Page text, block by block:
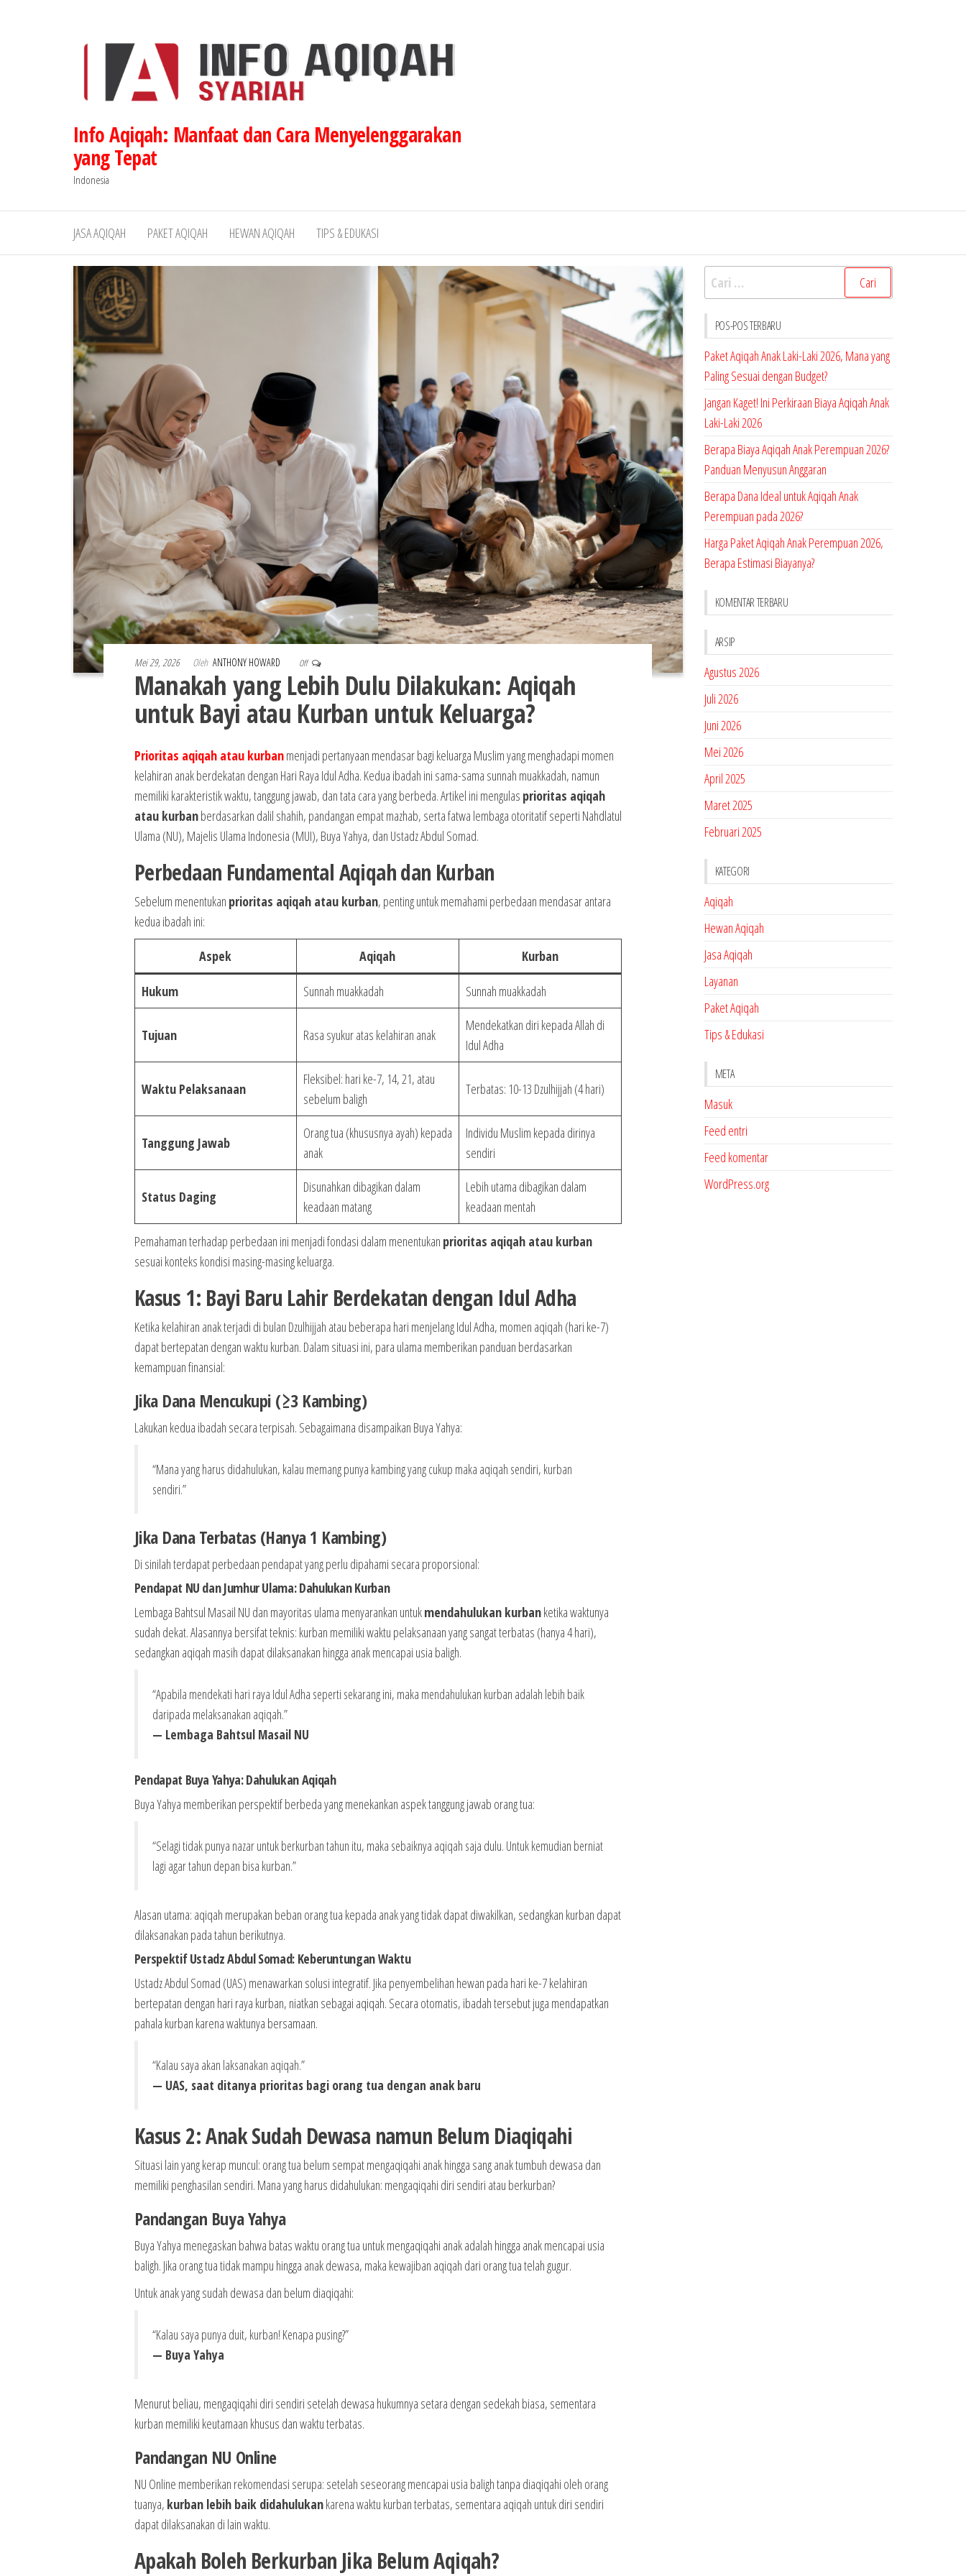
Info Aqiqah: Manfaat dan Cara Menyelenggarakan
yang Tepat
Indonesia
JASA AQIQAH PAKET AQIQAH HEWAN AQIQAH TIPS & EDUKASI
Mei 29, 2026 Oleh ANTHONY HOWARD Off
Manakah yang Lebih Dulu Dilakukan: Aqiqah
untuk Bayi atau Kurban untuk Keluarga?
Prioritas aqiqah atau kurbanmenjadi pertanyaan mendasar bagi keluarga Muslim yang menghadapi momen
kelahiran anak berdekatan dengan Hari Raya Idul Adha. Kedua ibadah ini sama-sama sunnah muakkadah, namun
memiliki karakteristik waktu, tanggung jawab, dan tata cara yang berbeda. Artikel ini mengulas prioritas aqiqah
atau kurbanberdasarkan dalil shahih, pandangan empat mazhab, serta fatwa lembaga otoritatif seperti Nahdlatul
Ulama (NU), Majelis Ulama Indonesia (MUI), Buya Yahya, dan Ustadz Abdul Somad.
Perbedaan Fundamental Aqiqah dan Kurban
Sebelum menentukan prioritas aqiqah atau kurban, penting untuk memahami perbedaan mendasar antara
kedua ibadah ini:
Aspek
Aqiqah Kurban
Hukum Sunnah muakkadah Sunnah muakkadah
Tujuan Rasa syukur atas kelahiran anak
Mendekatkan diri kepada Allah di
Idul Adha
Waktu Pelaksanaan
Fleksibel: hari ke-7, 14, 21, atau
sebelum baligh
Terbatas: 10-13 Dzulhijjah (4 hari)
Tanggung Jawab
Orang tua (khususnya ayah) kepada
anak
Individu Muslim kepada dirinya
sendiri
Status Daging
Disunahkan dibagikan dalam
keadaan matang
Lebih utama dibagikan dalam
keadaan mentah
Pemahaman terhadap perbedaan ini menjadi fondasi dalam menentukan prioritas aqiqah atau kurban
sesuai konteks kondisi masing-masing keluarga.
Kasus 1: Bayi Baru Lahir Berdekatan dengan Idul Adha
Ketika kelahiran anak terjadi di bulan Dzulhijjah atau beberapa hari menjelang Idul Adha, momen aqiqah (hari ke-7)
dapat bertepatan dengan waktu kurban. Dalam situasi ini, para ulama memberikan panduan berdasarkan
kemampuan finansial:
Jika Dana Mencukupi (≥3 Kambing)
Lakukan kedua ibadah secara terpisah. Sebagaimana disampaikan Buya Yahya:
“Mana yang harus didahulukan, kalau memang punya kambing yang cukup maka aqiqah sendiri, kurban
sendiri.”
Jika Dana Terbatas (Hanya 1 Kambing)
Di sinilah terdapat perbedaan pendapat yang perlu dipahami secara proporsional:
Pendapat NU dan Jumhur Ulama: Dahulukan Kurban
Lembaga Bahtsul Masail NU dan mayoritas ulama menyarankan untukmendahulukan kurbanketika waktunya
sudah dekat. Alasannya bersifat teknis: kurban memiliki waktu pelaksanaan yang sangat terbatas (hanya 4 hari),
sedangkan aqiqah masih dapat dilaksanakan hingga anak mencapai usia baligh.
“Apabila mendekati hari raya Idul Adha seperti sekarang ini, maka mendahulukan kurban adalah lebih baik
daripada melaksanakan aqiqah.”
— Lembaga Bahtsul Masail NU
Pendapat Buya Yahya: Dahulukan Aqiqah
Buya Yahya memberikan perspektif berbeda yang menekankan aspek tanggung jawab orang tua:
“Selagi tidak punya nazar untuk berkurban tahun itu, maka sebaiknya aqiqah saja dulu. Untuk kemudian berniat
lagi agar tahun depan bisa kurban.”
Alasan utama: aqiqah merupakan beban orang tua kepada anak yang tidak dapat diwakilkan, sedangkan kurban dapat
dilaksanakan pada tahun berikutnya.
Perspektif Ustadz Abdul Somad: Keberuntungan Waktu
Ustadz Abdul Somad (UAS) menawarkan solusi integratif. Jika penyembelihan hewan pada hari ke-7 kelahiran
bertepatan dengan hari raya kurban, niatkan sebagai aqiqah. Secara otomatis, ibadah tersebut juga mendapatkan
pahala kurban karena waktunya bersamaan.
“Kalau saya akan laksanakan aqiqah.”
— UAS, saat ditanya prioritas bagi orang tua dengan anak baru
Kasus 2: Anak Sudah Dewasa namun Belum Diaqiqahi
Situasi lain yang kerap muncul: orang tua belum sempat mengaqiqahi anak hingga sang anak tumbuh dewasa dan
memiliki penghasilan sendiri. Mana yang harus didahulukan: mengaqiqahi diri sendiri atau berkurban?
Pandangan Buya Yahya
Buya Yahya menegaskan bahwa batas waktu orang tua untuk mengaqiqahi anak adalah hingga anak mencapai usia
baligh. Jika orang tua tidak mampu hingga anak dewasa, maka kewajiban aqiqah dari orang tua telah gugur.
Untuk anak yang sudah dewasa dan belum diaqiqahi:
“Kalau saya punya duit, kurban! Kenapa pusing?”
— Buya Yahya
Menurut beliau, mengaqiqahi diri sendiri setelah dewasa hukumnya setara dengan sedekah biasa, sementara
kurban memiliki keutamaan khusus dan waktu terbatas.
Pandangan NU Online
NU Online memberikan rekomendasi serupa: setelah seseorang mencapai usia baligh tanpa diaqiqahi oleh orang
tuanya, kurban lebih baik didahulukankarena waktu kurban terbatas, sementara aqiqah untuk diri sendiri
dapat dilaksanakan di lain waktu.
Apakah Boleh Berkurban Jika Belum Aqiqah?
Cari
untuk:
POS-POS TERBARU
Paket Aqiqah Anak Laki-Laki 2026, Mana yang
Paling Sesuai dengan Budget?
Jangan Kaget! Ini Perkiraan Biaya Aqiqah Anak
Laki-Laki 2026
Berapa Biaya Aqiqah Anak Perempuan 2026?
Panduan Menyusun Anggaran
Berapa Dana Ideal untuk Aqiqah Anak
Perempuan pada 2026?
Harga Paket Aqiqah Anak Perempuan 2026,
Berapa Estimasi Biayanya?
KOMENTAR TERBARU
ARSIP
Agustus 2026
Juli 2026
Juni 2026
Mei 2026
April 2025
Maret 2025
Februari 2025
KATEGORI
Aqiqah
Hewan Aqiqah
Jasa Aqiqah
Layanan
Paket Aqiqah
Tips & Edukasi
META
Masuk
Feed entri
Feed komentar
WordPress.org